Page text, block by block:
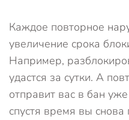
Каждое повторное
увеличение срока
Например,
удастся за сутки. А
отправит вас в бан
спустя время вы